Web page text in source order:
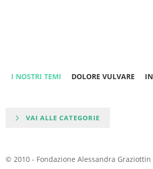
I NOSTRI TEMI DOLORE VULVARE
VAI ALLE CATEGORIE
© 2010 - Fondazione Alessandra Graziottin